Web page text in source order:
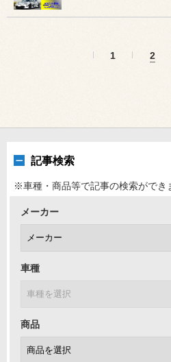
1 2
記事検索
※車種・商品等で記事の検索ができ
メーカー
車種
商品